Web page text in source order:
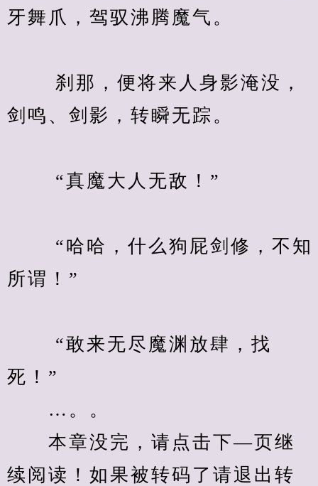
牙舞爪，驾驭沸腾魔气。
刹那，便将来人身影淹没，
剑鸣、剑影，转瞬无踪。
“真魔大人无敌！”
“哈哈，什么狗屁剑修，不知
所谓！”
“敢来无尽魔渊放肆，找
死！”
…。。
本章没完，请点击下—页继
续阅读！如果被转码了请退出转